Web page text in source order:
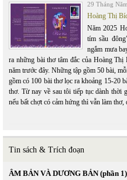
29 Tháng
Hoàng Thị
Năm 2025
tím sầu
ngắm mưa
ra những bài thơ tâm đắc của Hoàng
năm trước đây. Những tập gồm 50 bài,
gồm có 100 bài thơ lọc ra khoảng 15-20
thơ. Từ nay về sau tôi tiếp tục dành thời
nếu bất chợt có cảm hứng thì vẫn làm
Tin sách & Trích đoạn
ÂM BẢN VÀ DƯƠNG BẢN (phần 1)